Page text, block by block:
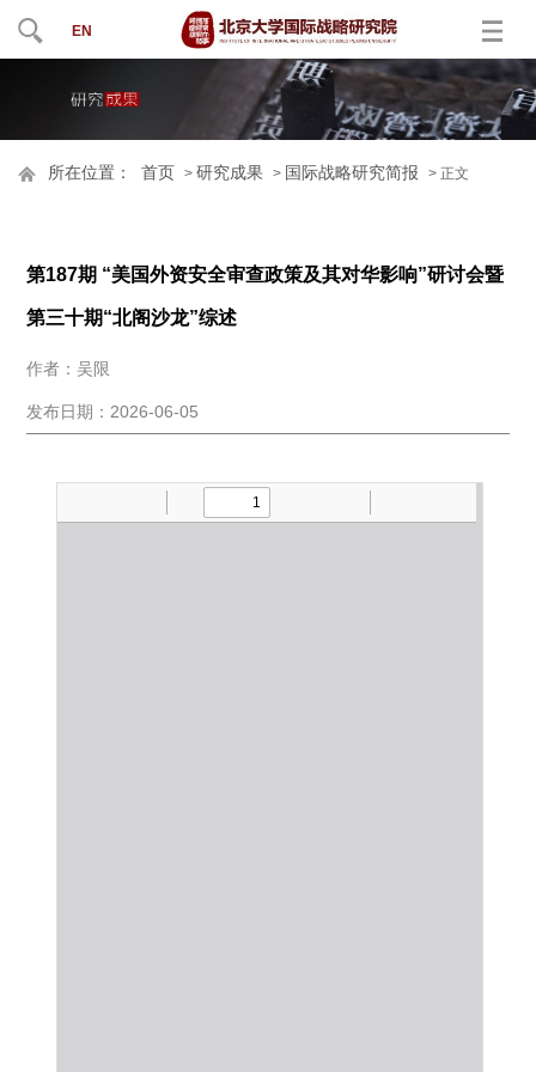
EN
所在位置： 首页 >研究成果 > 国际战略研究简报 > 正文
第187期 “美国外资安全审查政策及其对华影响”研讨会暨
第三十期“北阁沙龙”综述
作者：吴限
发布日期：2026-06-05